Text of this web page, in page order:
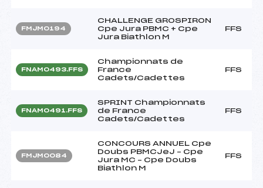
FMJM0194
CHALLENGE GROSPIRON
Cpe Jura PBMC + Cpe
Jura Biathlon M
FFS
FNAM0493.FFS
Championnats de
France
Cadets/Cadettes
FFS
FNAM0491.FFS
SPRINT Championnats
de France
Cadets/Cadettes
FFS
FMJM0084
CONCOURS ANNUEL Cpe
Doubs PBMCJeJ – Cpe
Jura MC – Cpe Doubs
Biathlon M
FFS